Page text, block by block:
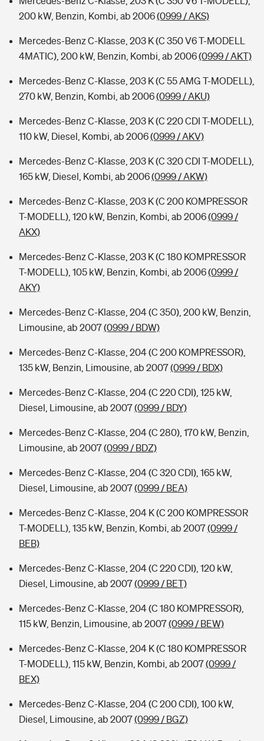
200 kW, Benzin, Kombi, ab 2006(0999 / AKS)
Mercedes-Benz C-Klasse, 203 K (C 350 V6 T-MODELL
4MATIC), 200 kW, Benzin, Kombi, ab 2006(0999 / AKT)
Mercedes-Benz C-Klasse, 203 K (C 55 AMG T-MODELL),
270 kW, Benzin, Kombi, ab 2006(0999 / AKU)
Mercedes-Benz C-Klasse, 203 K (C 220 CDI T-MODELL),
110 kW, Diesel, Kombi, ab 2006(0999 / AKV)
Mercedes-Benz C-Klasse, 203 K (C 320 CDI T-MODELL),
165 kW, Diesel, Kombi, ab 2006(0999 / AKW)
Mercedes-Benz C-Klasse, 203 K (C 200 KOMPRESSOR
T-MODELL), 120 kW, Benzin, Kombi, ab 2006(0999 /
AKX)
Mercedes-Benz C-Klasse, 203 K (C 180 KOMPRESSOR
T-MODELL), 105 kW, Benzin, Kombi, ab 2006(0999 /
AKY)
Mercedes-Benz C-Klasse, 204 (C 350), 200 kW, Benzin,
Limousine, ab 2007(0999 / BDW)
Mercedes-Benz C-Klasse, 204 (C 200 KOMPRESSOR),
135 kW, Benzin, Limousine, ab 2007(0999 / BDX)
Mercedes-Benz C-Klasse, 204 (C 220 CDI), 125 kW,
Diesel, Limousine, ab 2007(0999 / BDY)
Mercedes-Benz C-Klasse, 204 (C 280), 170 kW, Benzin,
Limousine, ab 2007(0999 / BDZ)
Mercedes-Benz C-Klasse, 204 (C 320 CDI), 165 kW,
Diesel, Limousine, ab 2007(0999 / BEA)
Mercedes-Benz C-Klasse, 204 K (C 200 KOMPRESSOR
T-MODELL), 135 kW, Benzin, Kombi, ab 2007(0999 /
BEB)
Mercedes-Benz C-Klasse, 204 (C 220 CDI), 120 kW,
Diesel, Limousine, ab 2007(0999 / BET)
Mercedes-Benz C-Klasse, 204 (C 180 KOMPRESSOR),
115 kW, Benzin, Limousine, ab 2007(0999 / BEW)
Mercedes-Benz C-Klasse, 204 K (C 180 KOMPRESSOR
T-MODELL), 115 kW, Benzin, Kombi, ab 2007(0999 /
BEX)
Mercedes-Benz C-Klasse, 204 (C 200 CDI), 100 kW,
Diesel, Limousine, ab 2007(0999 / BGZ)